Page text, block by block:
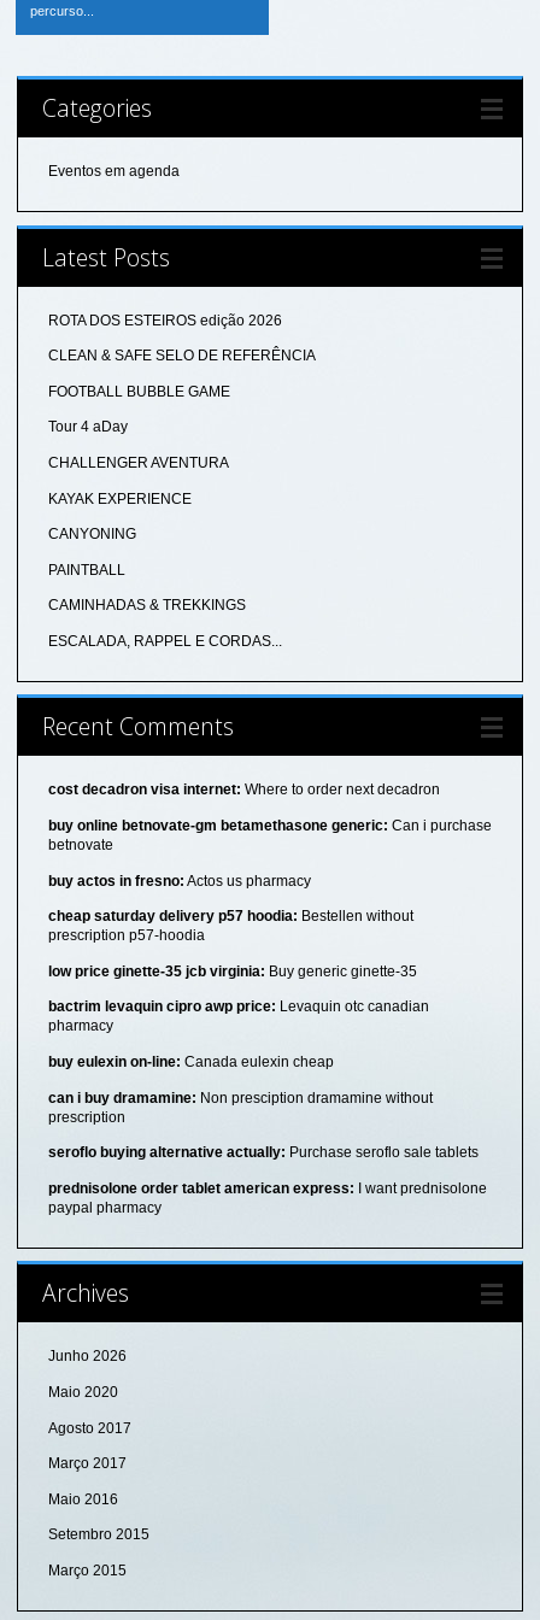
percurso...
Categories
Eventos em agenda
Latest Posts
ROTA DOS ESTEIROS edição 2026
CLEAN & SAFE SELO DE REFERÊNCIA
FOOTBALL BUBBLE GAME
Tour 4 aDay
CHALLENGER AVENTURA
KAYAK EXPERIENCE
CANYONING
PAINTBALL
CAMINHADAS & TREKKINGS
ESCALADA, RAPPEL E CORDAS...
Recent Comments
cost decadron visa internet: Where to order next decadron
buy online betnovate-gm betamethasone generic: Can i purchase
betnovate
buy actos in fresno: Actos us pharmacy
cheap saturday delivery p57 hoodia: Bestellen without
prescription p57-hoodia
low price ginette-35 jcb virginia: Buy generic ginette-35
bactrim levaquin cipro awp price: Levaquin otc canadian
pharmacy
buy eulexin on-line: Canada eulexin cheap
can i buy dramamine: Non presciption dramamine without
prescription
seroflo buying alternative actually: Purchase seroflo sale tablets
prednisolone order tablet american express: I want prednisolone
paypal pharmacy
Archives
Junho 2026
Maio 2020
Agosto 2017
Março 2017
Maio 2016
Setembro 2015
Março 2015